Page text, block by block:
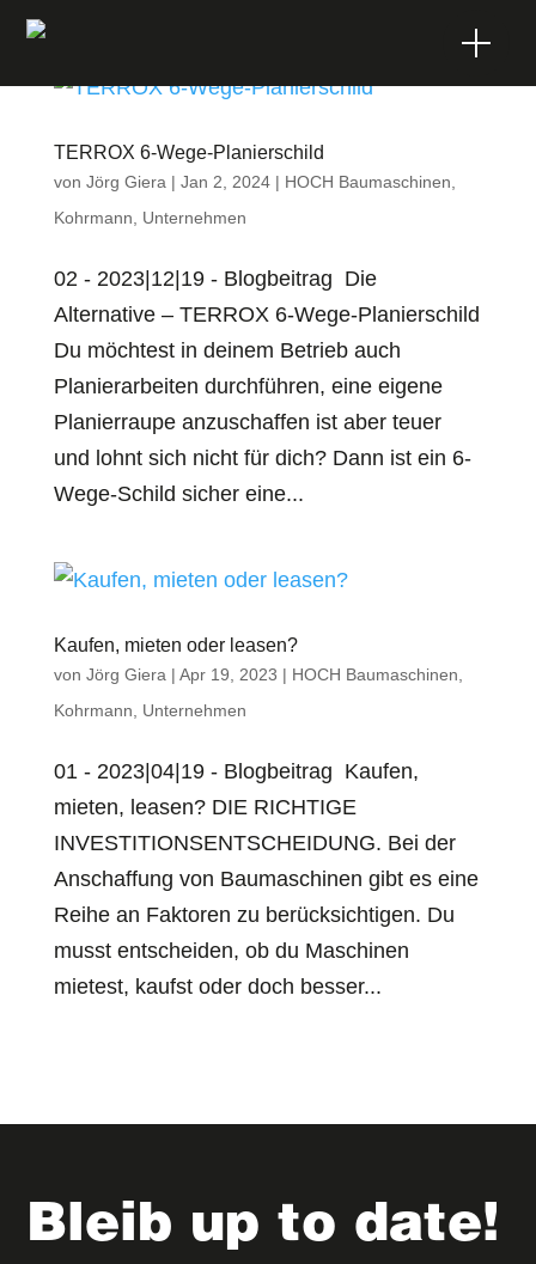
Wir.
Du.
Jobs.
Blogs.
Hoch Baumaschinen
Hoch Hydraulik
ROCCA
TERROX 6-Wege-Planierschild
von Jörg Giera | Jan 2, 2024| HOCH Baumaschinen
Kohrmann
Unternehmen
02 - 2023|12|19 - Blogbeitrag Die
Alternative – TERROX 6-Wege-Planierschild
Du möchtest in deinem Betrieb auch
Planierarbeiten durchführen, eine eigene
Planierraupe anzuschaffen ist aber teuer
und lohnt sich nicht für dich? Dann ist ein 6-
Wege-Schild sicher eine...
Kaufen, mieten oder leasen?
von Jörg Giera | Apr 19, 2023 | HOCH Baumaschinen
Kohrmann
Unternehmen
01 - 2023|04|19 - Blogbeitrag Kaufen,
mieten, leasen? DIE RICHTIGE
INVESTITIONSENTSCHEIDUNG. Bei der
Anschaffung von Baumaschinen gibt es eine
Reihe an Faktoren zu berücksichtigen. Du
musst entscheiden, ob du Maschinen
mietest, kaufst oder doch besser...
Bleib up to date!